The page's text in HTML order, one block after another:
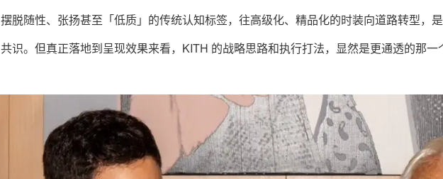
摆脱随性、张扬甚至「低质」的传统认知标签，往高级化、精品化的时装向道路转型，
共识。但真正落地到呈现效果来看，KITH 的战略思路和执行打法，显然是更通透的那一